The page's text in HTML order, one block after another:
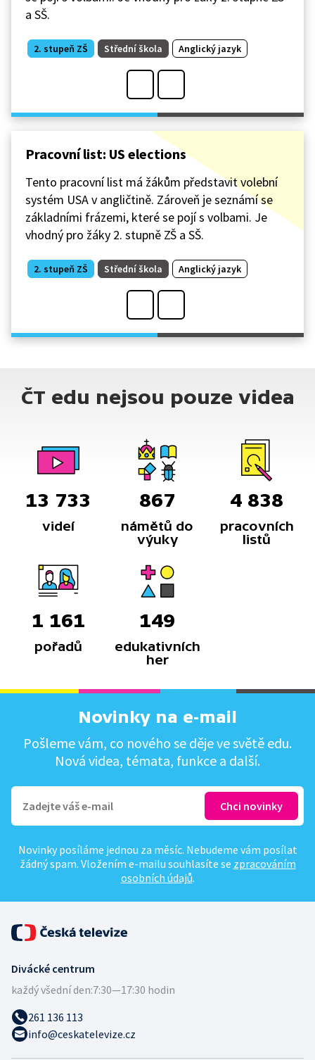
a SŠ.
2. stupeň ZŠ Střední škola Anglický jazyk
Pracovní list: US elections
Tento pracovní list má žákům představit volební
systém USA v angličtině. Zároveň je seznámí se
základními frázemi, které se pojí s volbami. Je
vhodný pro žáky 2. stupně ZŠ a SŠ.
2. stupeň ZŠ Střední škola Anglický jazyk
ČT edu nejsou pouze videa
13 733
videí
867
námětů do
výuky
4 838
pracovních
listů
1 161
pořadů
149
edukativních
her
Novinky na e-mail
Pošleme vám, co nového se děje ve světě edu.
Nová videa, témata, funkce a další.
Novinky posíláme jednou za měsíc. Nebudeme vám posílat
žádný spam. Vložením e-mailu souhlasíte se zpracováním
osobních údajů.